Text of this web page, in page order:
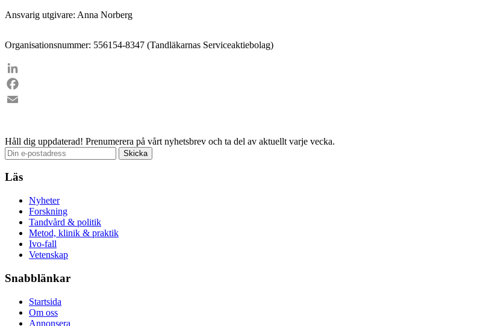
Ansvarig utgivare: Anna Norberg
Organisationsnummer: 556154-8347 (Tandläkarnas Serviceaktiebolag)
LinkedIn
Facebook
Håll dig uppdaterad! Prenumerera på vårt nyhetsbrev och ta del av aktuellt varje vecka.
Läs
Nyheter
Forskning
Tandvård & politik
Metod, klinik & praktik
Ivo-fall
Vetenskap
Snabblänkar
Startsida
Om oss
Annonsera